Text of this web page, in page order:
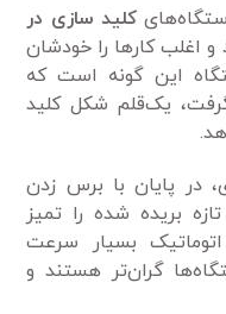
کلید سازی در
اغلب کارها را خودشان
این گونه است که
یک‌قلم شکل کلید
در پایان با برس زدن
بریده شده را تمیز
بسیار سرعت
گران‌تر هستند و